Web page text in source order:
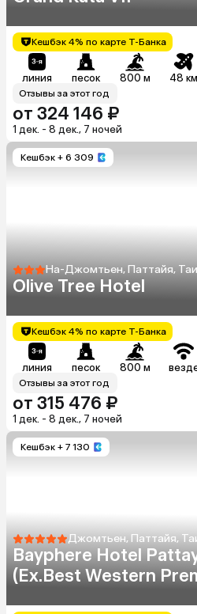
Кешбэк 4% по карте Т-Банка
линия песок 800 м 48 км
Отзывы за этот год
от 324 146 ₽
1 дек. - 8 дек., 7 ночей
Кешбэк + 6 309
На-Джомтьен, Паттайя,
Olive Tree Hotel
Кешбэк 4% по карте Т-Банка
линия песок 800 м
Отзывы за этот год
от 315 476 ₽
1 дек. - 8 дек., 7 ночей
Кешбэк + 7 130
Джомтьен, Паттайя,
Bayphere Hotel
(Ex.Best Western